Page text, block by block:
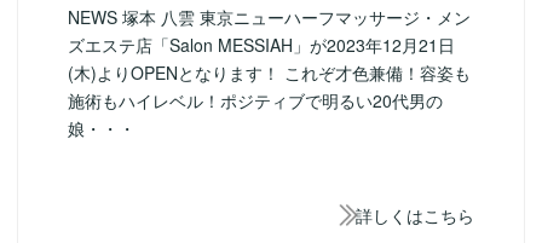
NEWS 塚本 八雲 東京ニューハーフマッサージ・メン
ズエステ店「Salon MESSIAH」が2023年12月21日
(木)よりOPENとなります！ これぞ才色兼備！容姿も
施術もハイレベル！ポジティブで明るい20代男の
娘・・・
詳しくはこちら